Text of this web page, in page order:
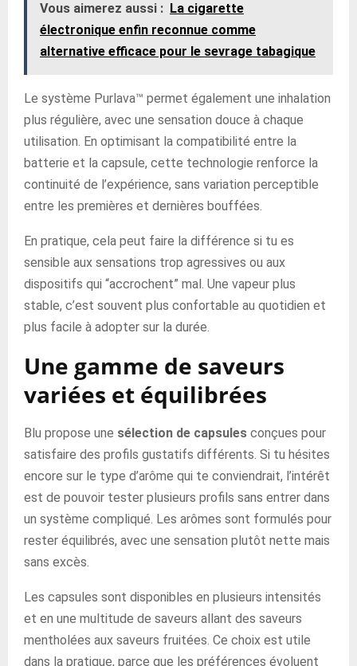
Vous aimerez aussi : La cigarette
électronique enfin reconnue comme
alternative efficace pour le sevrage tabagique
Le système Purlava™ permet également une inhalation
plus régulière, avec une sensation douce à chaque
utilisation. En optimisant la compatibilité entre la
batterie et la capsule, cette technologie renforce la
continuité de l’expérience, sans variation perceptible
entre les premières et dernières bouffées.
En pratique, cela peut faire la différence si tu es
sensible aux sensations trop agressives ou aux
dispositifs qui “accrochent” mal. Une vapeur plus
stable, c’est souvent plus confortable au quotidien et
plus facile à adopter sur la durée.
Une gamme de saveurs
variées et équilibrées
Blu propose une sélection de capsules conçues pour
satisfaire des profils gustatifs différents. Si tu hésites
encore sur le type d’arôme qui te conviendrait, l’intérêt
est de pouvoir tester plusieurs profils sans entrer dans
un système compliqué. Les arômes sont formulés pour
rester équilibrés, avec une sensation plutôt nette mais
sans excès.
Les capsules sont disponibles en plusieurs intensités
et en une multitude de saveurs allant des saveurs
mentholées aux saveurs fruitées. Ce choix est utile
dans la pratique, parce que les préférences évoluent